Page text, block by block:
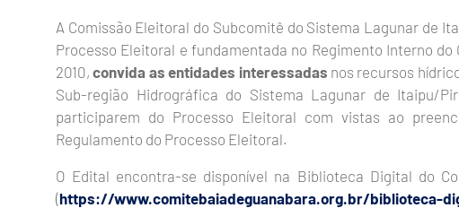
A Comissão Eleitoral do Subcomitê do Sistema Lagunar de
Processo Eleitoral e fundamentada no Regimento Interno
2010,convida as entidades interessadas nos recursos
Sub-região Hidrográfica do Sistema Lagunar de Itaipu/
participarem do Processo Eleitoral com vistas ao
Regulamento do Processo Eleitoral.
O Edital encontra-se disponível na Biblioteca Digital do
(https://www.comitebaiadeguanabara.org.br/biblioteca-